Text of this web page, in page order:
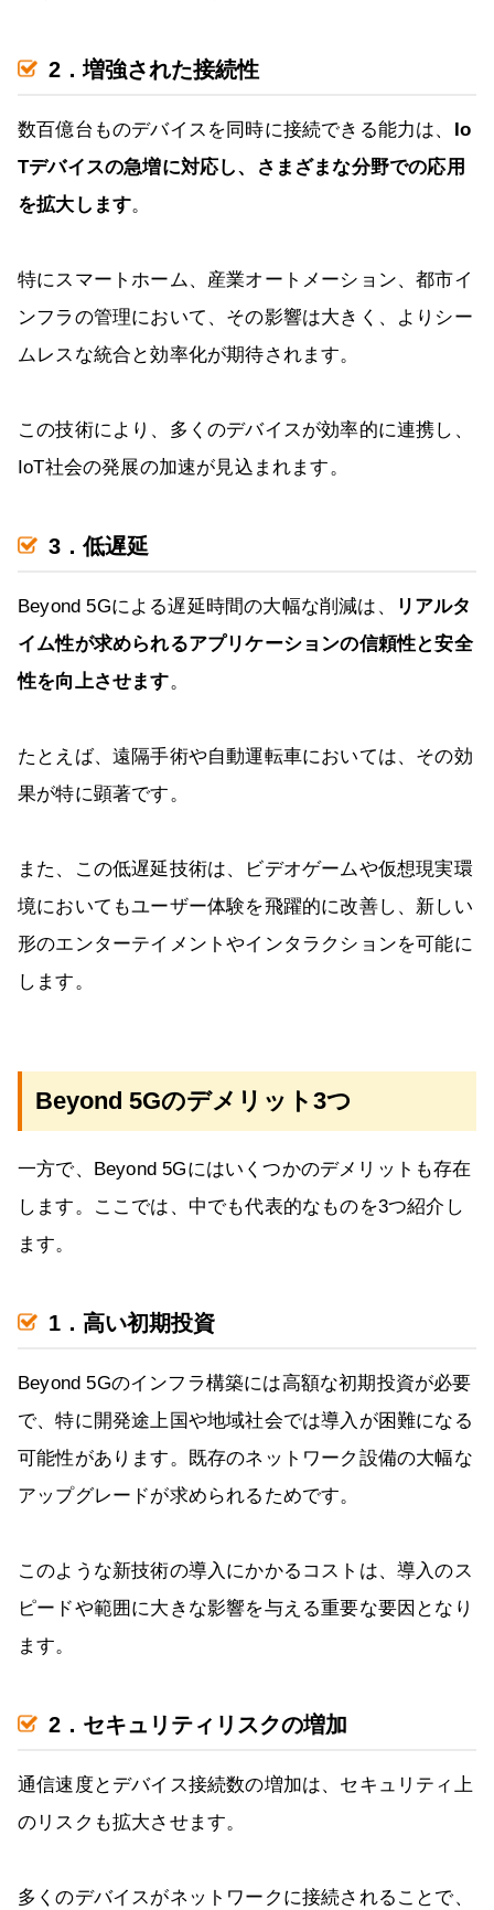
2．増強された接続性
数百億台ものデバイスを同時に接続できる能力は、
Io
Tデバイスの急増に対応し、さまざまな分野での応用
を拡大します。
特にスマートホーム、産業オートメーション、都市イ
ンフラの管理において、その影響は大きく、よりシー
ムレスな統合と効率化が期待されます。
この技術により、多くのデバイスが効率的に連携し、
IoT社会の発展の加速が見込まれます。
3．低遅延
Beyond 5Gによる遅延時間の大幅な削減は、
リアルタ
イム性が求められるアプリケーションの信頼性と安全
性を向上させます。
たとえば、遠隔手術や自動運転車においては、その効
果が特に顕著です。
また、この低遅延技術は、ビデオゲームや仮想現実環
境においてもユーザー体験を飛躍的に改善し、新しい
形のエンターテイメントやインタラクションを可能に
します。
Beyond 5Gのデメリット3つ
一方で、Beyond 5Gにはいくつかのデメリットも存在
します。ここでは、中でも代表的なものを3つ紹介し
ます。
1．高い初期投資
Beyond 5Gのインフラ構築には高額な初期投資が必要
で、特に開発途上国や地域社会では導入が困難になる
可能性があります。既存のネットワーク設備の大幅な
アップグレードが求められるためです。
このような新技術の導入にかかるコストは、導入のス
ピードや範囲に大きな影響を与える重要な要因となり
ます。
2．セキュリティリスクの増加
通信速度とデバイス接続数の増加は、セキュリティ上
のリスクも拡大させます。
多くのデバイスがネットワークに接続されることで、